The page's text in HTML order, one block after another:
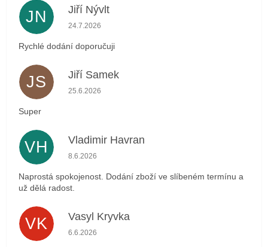
JN Jiří Nývlt
Hodnocení obchodu je 5 z 5 hvězdiček.
24.7.2026
Rychlé dodání doporučuji
JS Jiří Samek
Hodnocení obchodu je 5 z 5 hvězdiček.
25.6.2026
Super
VH Vladimir Havran
Hodnocení obchodu je 5 z 5 hvězdiček.
8.6.2026
Naprostá spokojenost. Dodání zboží ve slíbeném termínu a
už dělá radost.
VK Vasyl Kryvka
Hodnocení obchodu je 5 z 5 hvězdiček.
6.6.2026